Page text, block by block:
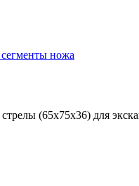
ножа
(65х75х36) для